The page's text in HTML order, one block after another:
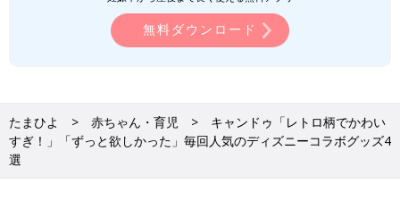
無料ダウンロード
たまひよ 赤ちゃん・育児
キャンドゥ「レトロ柄でかわい
すぎ！」「ずっと欲しかった」毎回人気のディズニーコラボグッズ4
選